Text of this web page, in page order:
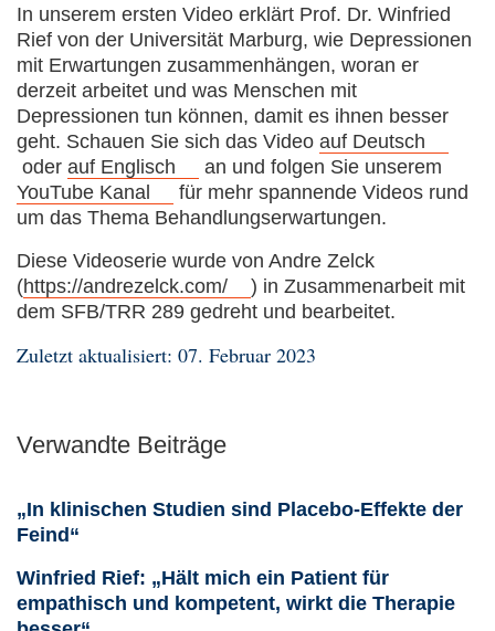
In unserem ersten Video erklärt Prof. Dr. Winfried
Rief von der Universität Marburg, wie Depressionen
mit Erwartungen zusammenhängen, woran er
derzeit arbeitet und was Menschen mit
Depressionen tun können, damit es ihnen besser
geht. Schauen Sie sich das Video auf Deutsch
oder auf Englisch
an und folgen Sie unserem
YouTube Kanal
für mehr spannende Videos rund
um das Thema Behandlungserwartungen.
Diese Videoserie wurde von Andre Zelck
(https://andrezelck.com/
) in Zusammenarbeit mit
dem SFB/TRR 289 gedreht und bearbeitet.
Zuletzt aktualisiert: 07. Februar 2023
Verwandte Beiträge
„In klinischen Studien sind Placebo-Effekte der
Feind“
Winfried Rief: „Hält mich ein Patient für
empathisch und kompetent, wirkt die Therapie